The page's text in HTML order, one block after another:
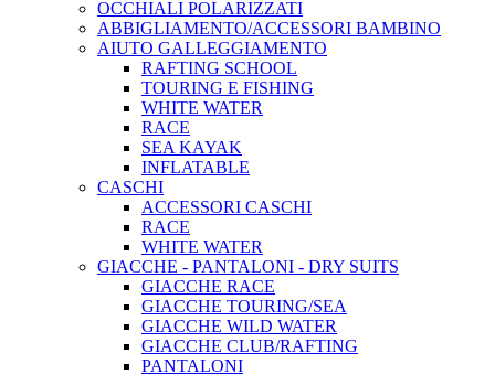
OCCHIALI POLARIZZATI
ABBIGLIAMENTO/ACCESSORI BAMBINO
AIUTO GALLEGGIAMENTO
RAFTING SCHOOL
TOURING E FISHING
WHITE WATER
RACE
SEA KAYAK
INFLATABLE
CASCHI
ACCESSORI CASCHI
RACE
WHITE WATER
GIACCHE - PANTALONI - DRY SUITS
GIACCHE RACE
GIACCHE TOURING/SEA
GIACCHE WILD WATER
GIACCHE CLUB/RAFTING
PANTALONI